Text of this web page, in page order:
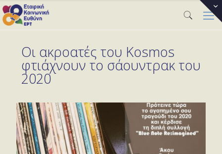
Οι ακροατές του Kosmos
φτιάχνουν το σάουντρακ του
2020